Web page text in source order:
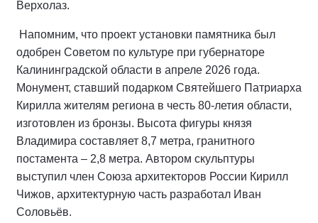
Верхолаз.
Напомним, что проект установки памятника был
одобрен Советом по культуре при губернаторе
Калининградской области в апреле 2026 года.
Монумент, ставший подарком Святейшего Патриарха
Кирилла жителям региона в честь 80-летия области,
изготовлен из бронзы. Высота фигуры князя
Владимира составляет 8,7 метра, гранитного
постамента – 2,8 метра. Автором скульптуры
выступил член Союза архитекторов России Кирилл
Чижов, архитектурную часть разработал Иван
Соловьёв.